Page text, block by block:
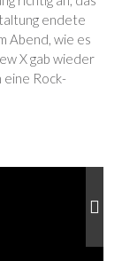
endete
Abend, wie es
X gab wieder
Rock-